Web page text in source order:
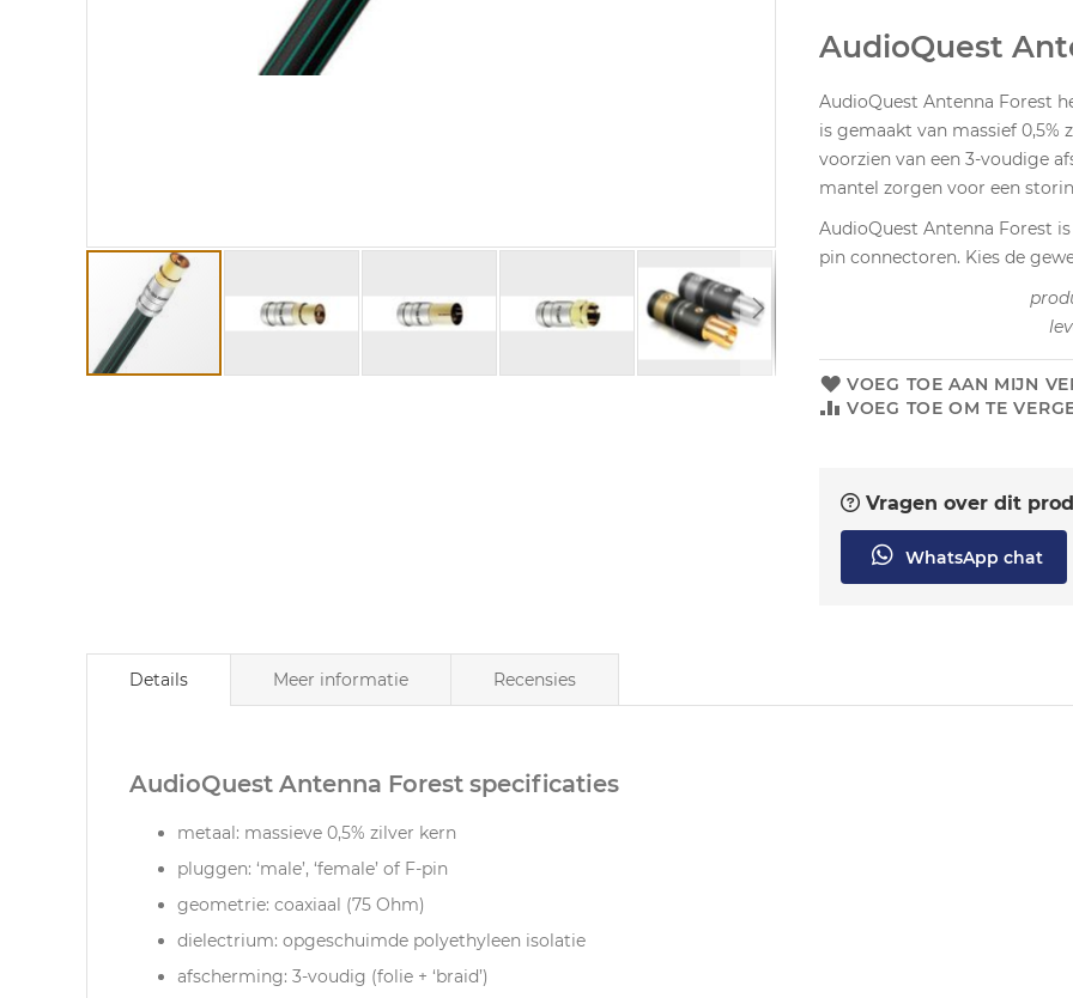
AudioQuest
AudioQuest Antenna Forest
is gemaakt van massief 0,5%
voorzien van een 3-voudige
mantel zorgen voor een
AudioQuest Antenna Forest is
pin connectoren. Kies de
VOEG TOE AAN MIJN
VOEG TOE OM TE
Vragen over dit
WhatsApp chat
Details
AudioQuest Antenna Forest specificaties
metaal: massieve 0,5% zilver kern
pluggen: ‘male’, ‘female’ of F-pin
geometrie: coaxiaal (75 Ohm)
dielectrium: opgeschuimde polyethyleen isolatie
afscherming: 3-voudig (folie + ‘braid’)
Meer informatie Recensies